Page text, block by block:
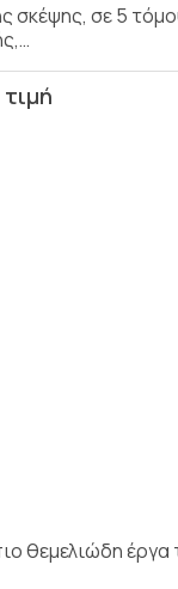
σκέψης, σε 5
θεμελιώδη